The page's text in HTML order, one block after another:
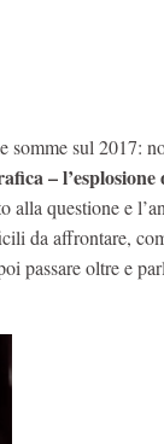
somme sul 2017:
– l’esplosione
alla questione e
da affrontare,
passare oltre e